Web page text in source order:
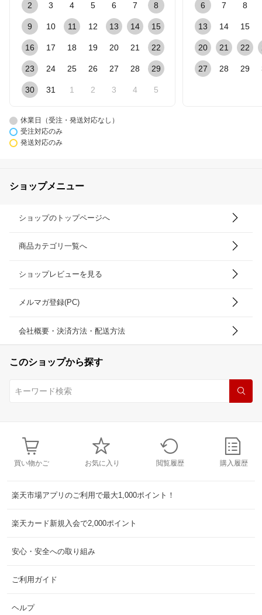
2 3 4 5 6 7 8
9 10 11 12 13 14 15
16 17 18 19 20 21 22
23 24 25 26 27 28 29
30 31 1 2 3 4 5
6 7 8
13 14 15
20 21 22
27 28 29
休業日（受注・発送対応なし）
受注対応のみ
発送対応のみ
ショップメニュー
ショップのトップページへ
商品カテゴリ一覧へ
ショップレビューを見る
メルマガ登録(PC)
会社概要・決済方法・配送方法
このショップから探す
買い物かご お気に入り 閲覧履歴 購入履歴
楽天市場アプリのご利用で最大1,000ポイント！
楽天カード新規入会で2,000ポイント
安心・安全への取り組み
ご利用ガイド
ヘルプ